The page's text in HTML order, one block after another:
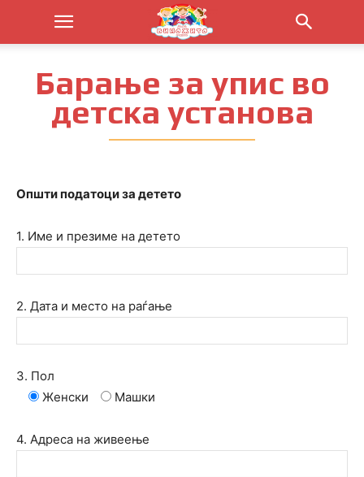
Барање за упис во
детска установа
Општи податоци за детето
1. Име и презиме на детето
2. Дата и место на раѓање
3. Пол
Женски
Машки
4. Адреса на живеење